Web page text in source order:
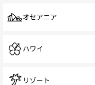
オセアニア
ハワイ
リゾート